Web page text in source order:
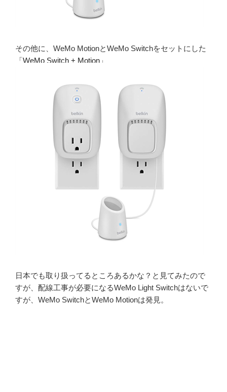
その他に、WeMo MotionとWeMo Switchをセットにした
「WeMo Switch + Motion 」
日本でも取り扱ってるところあるかな？と見てみたので
すが、配線工事が必要になるWeMo Light Switchはないで
すが、WeMo SwitchとWeMo Motionは発見。